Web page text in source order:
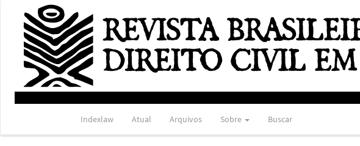
Navegação
Principal
Conteúdo
principal
Barra
Lateral
Indexlaw Atual Arquivos Sobre Buscar